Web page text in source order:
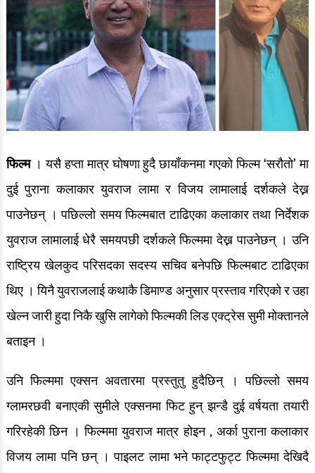
फिल्म। यसै हप्ता मात्र घोषणा हुदै छायाँकनमा गएको फिल्म ‘सरौतो’ मा
दुई पुराना कलाकार युवराज लामा र विजय लामालाई दर्शकले देख्न
पाउनेछन् । पछिल्लो समय फिल्मबात टाढिएका कलाकार तथा निर्देशक
युवराज लामालाई धेरै समयपछी दर्शकले फिल्ममा देख्न पाउनेछन् । उनि
राष्ट्रिय खेलकुद परिसदका सदस्य सचिव बनेपछि फिल्मबाट टाढिएका
थिए । यिनै युवराजलाई कथाकै डिमाण्ड अनुसार प्रस्ताव गरिएको र उहा
खेल्न जारी हुदा निकै खुसि लागेको फिल्मकी लिड एक्ट्रेस सुमी मोक्तानले
बताइन ।
उनि फिल्ममा एक्सन अवतारमा प्रस्तुतु हुदैछिन् । पछिल्लो समय
ग्लामरछवी बनाएकी सुमीले एक्सनमा फिट हुन् झन्डै दुई वर्षयता तयारी
गरिरहेकी छिन । फिल्ममा युवराज मात्र होइन , अर्का पुराना कलाकार
विजय लामा पनि छन् । पाइलट लामा भने फाट्टफुट्ट फिल्ममा देखिदै